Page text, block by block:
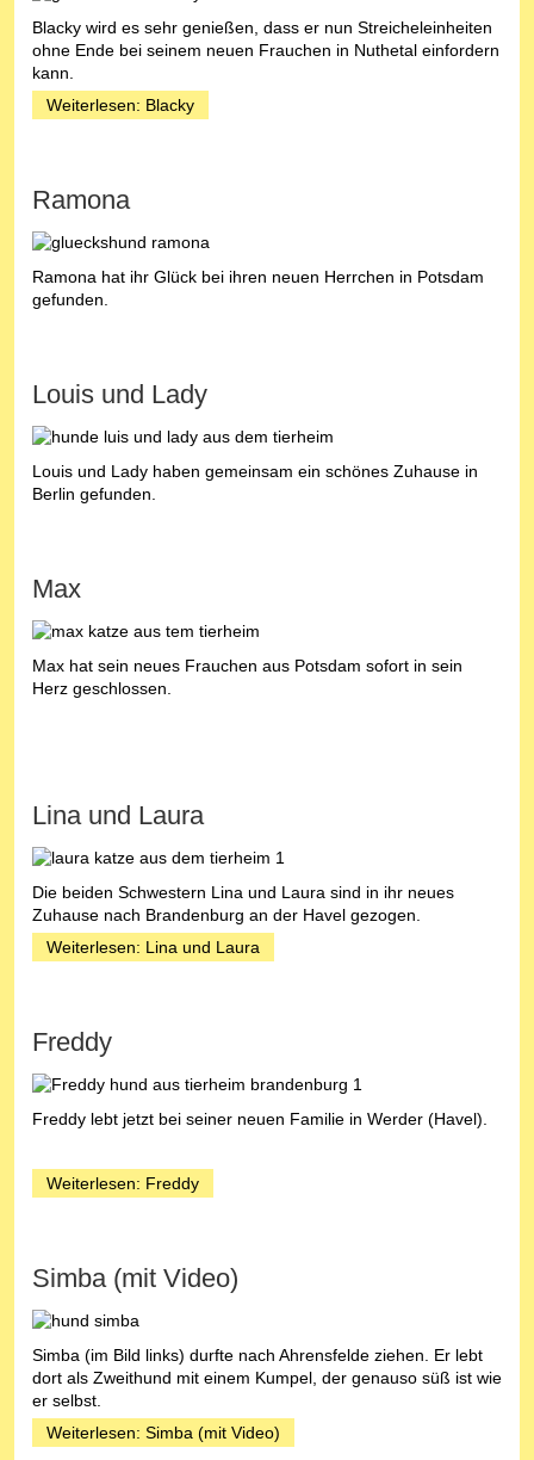
Blacky wird es sehr genießen, dass er nun Streicheleinheiten
ohne Ende bei seinem neuen Frauchen in Nuthetal einfordern
kann.
Weiterlesen: Blacky
Ramona
Ramona hat ihr Glück bei ihren neuen Herrchen in Potsdam
gefunden.
Louis und Lady
Louis und Lady haben gemeinsam ein schönes Zuhause in
Berlin gefunden.
Max
Max hat sein neues Frauchen aus Potsdam sofort in sein
Herz geschlossen.
Lina und Laura
Die beiden Schwestern Lina und Laura sind in ihr neues
Zuhause nach Brandenburg an der Havel gezogen.
Weiterlesen: Lina und Laura
Freddy
Freddy lebt jetzt bei seiner neuen Familie in Werder (Havel).
Weiterlesen: Freddy
Simba (mit Video)
Simba (im Bild links) durfte nach Ahrensfelde ziehen. Er lebt
dort als Zweithund mit einem Kumpel, der genauso süß ist wie
er selbst.
Weiterlesen: Simba (mit Video)